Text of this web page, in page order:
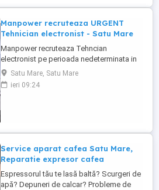
Manpower recruteaza URGENT
Tehnician electronist - Satu Mare
Manpower recruteaza Tehncian
electronist pe perioada nedeterminata in
Satu Mare. Responsabilități principale:
Tehnice: - Diagnosticarea erorilor
hardware PLC, sisteme camere, sisteme
Satu Mare, Satu Mare
ieri 09:24
Service aparat cafea Satu Mare,
Reparatie expresor cafea
Espressorul tău te lasă baltă? Scurgeri de
apă? Depuneri de calcar? Probleme de